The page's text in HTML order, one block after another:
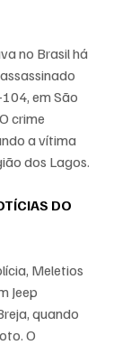
no Brasil há
em São
crime
a vítima
dos Lagos.
DO
Meletios
Jeep
quando
O